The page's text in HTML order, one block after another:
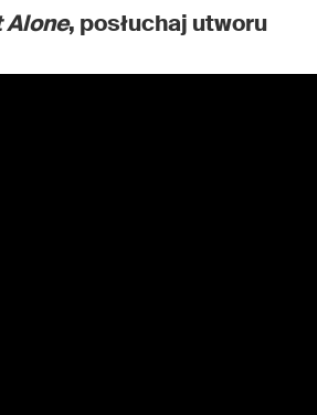
Alone, posłuchaj utworu